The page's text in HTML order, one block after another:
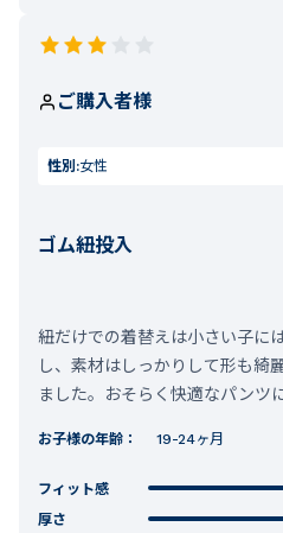
ご購入者様
性別:女性
ゴム紐投入
紐だけでの着替えは小さい子に
し、素材はしっかりして形も綺
ました。おそらく快適なパンツ
お子様の年齢： 19-24ヶ月
フィット感
厚さ